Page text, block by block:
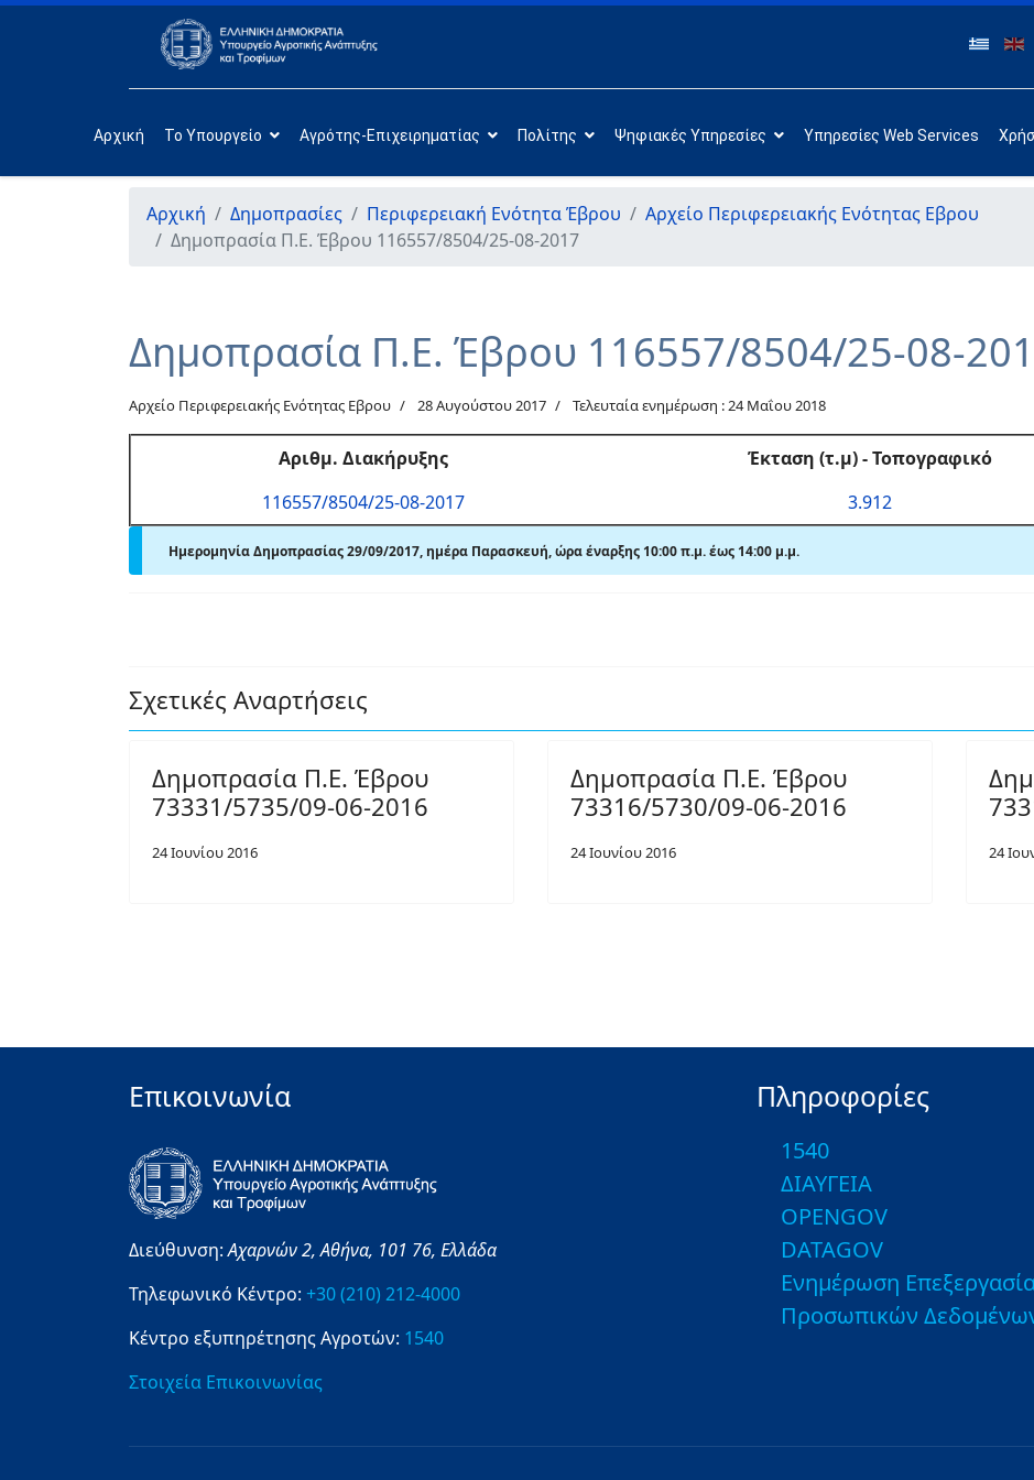
Αρχική Το Υπουργείο Αγρότης-Επιχειρηματίας Πολίτης Ψηφιακές Υπηρεσίες Υπηρεσίες Web Services
Αρχική Δημοπρασίες Περιφερειακή Ενότητα Έβρου
Αρχείο Περιφερειακής Ενότητας Εβρου
Δημοπρασία Π.Ε. Έβρου 116557/8504/25-08-2017
Δημοπρασία Π.Ε. Έβρου 116557/8504/25-08-
Αρχείο Περιφερειακής Ενότητας Εβρου 28 Αυγούστου 2017 Τελευταία ενημέρωση : 24 Μαΐου 2018
Αριθμ. Διακήρυξης Έκταση (τ.μ) - Τοπογραφικό
116557/8504/25-08-2017
3.912
Ημερομηνία Δημοπρασίας 29/09/2017, ημέρα Παρασκευή, ώρα έναρξης 10:00 π.μ. έως 14:00 μ.μ.
Σχετικές Αναρτήσεις
Δημοπρασία Π.Ε. Έβρου
73331/5735/09-06-2016
24 Ιουνίου 2016
Δημοπρασία Π.Ε. Έβρου
73316/5730/09-06-2016
24 Ιουνίου 2016 24
Επικοινωνία
Διεύθυνση:Αχαρνών 2,Αθήνα, 101 76, Ελλάδα
Τηλεφωνικό Κέντρο: +30 (210) 212-4000
Κέντρο εξυπηρέτησης Αγροτών: 1540
Στοιχεία Επικοινωνίας
Πληροφορίες
1540
ΔΙΑΥΓΕΙΑ
OPENGOV
DATAGOV
Ενημέρωση
Προσωπικών